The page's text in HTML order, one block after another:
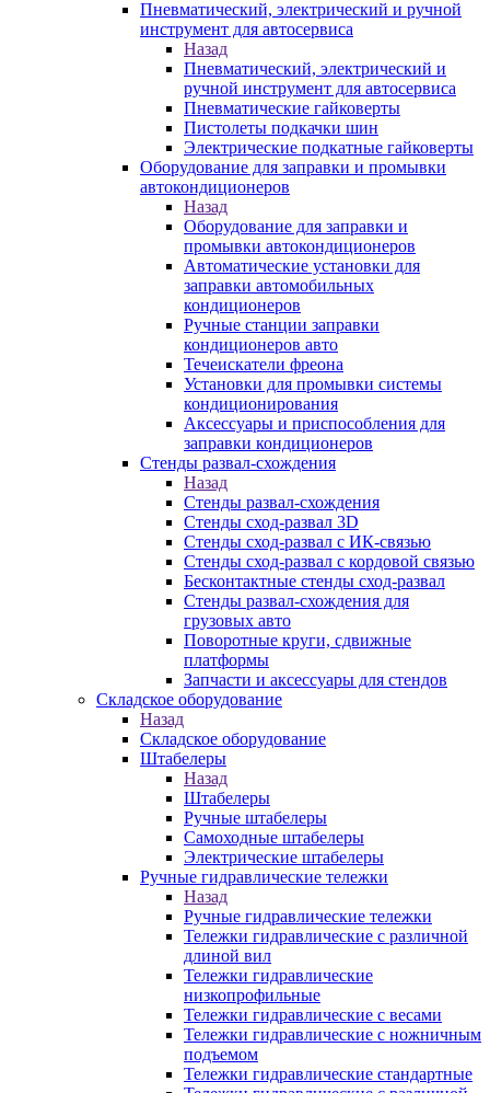
Пневматический, электрический и ручной
инструмент для автосервиса
Назад
Пневматический, электрический и
ручной инструмент для автосервиса
Пневматические гайковерты
Пистолеты подкачки шин
Электрические подкатные гайковерты
Оборудование для заправки и промывки
автокондиционеров
Назад
Оборудование для заправки и
промывки автокондиционеров
Автоматические установки для
заправки автомобильных
кондиционеров
Ручные станции заправки
кондиционеров авто
Течеискатели фреона
Установки для промывки системы
кондиционирования
Аксессуары и приспособления для
заправки кондиционеров
Стенды развал-схождения
Назад
Стенды развал-схождения
Стенды сход-развал 3D
Стенды сход-развал с ИК-связью
Стенды сход-развал с кордовой связью
Бесконтактные стенды сход-развал
Стенды развал-схождения для
грузовых авто
Поворотные круги, сдвижные
платформы
Запчасти и аксессуары для стендов
Складское оборудование
Назад
Складское оборудование
Штабелеры
Назад
Штабелеры
Ручные штабелеры
Самоходные штабелеры
Электрические штабелеры
Ручные гидравлические тележки
Назад
Ручные гидравлические тележки
Тележки гидравлические с различной
длиной вил
Тележки гидравлические
низкопрофильные
Тележки гидравлические с весами
Тележки гидравлические с ножничным
подъемом
Тележки гидравлические стандартные